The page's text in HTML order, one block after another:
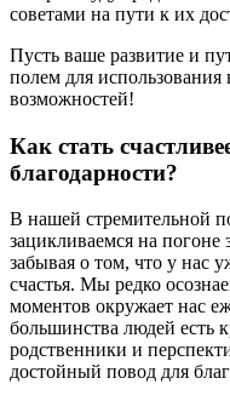
советами на пути к их
Пусть ваше развитие и
полем для использования
возможностей!
Как стать
благодарности?
В нашей стремительной
зацикливаемся на
забывая о том, что у нас
счастья. Мы редко
моментов окружает нас
большинства людей есть
родственники и
достойный повод для